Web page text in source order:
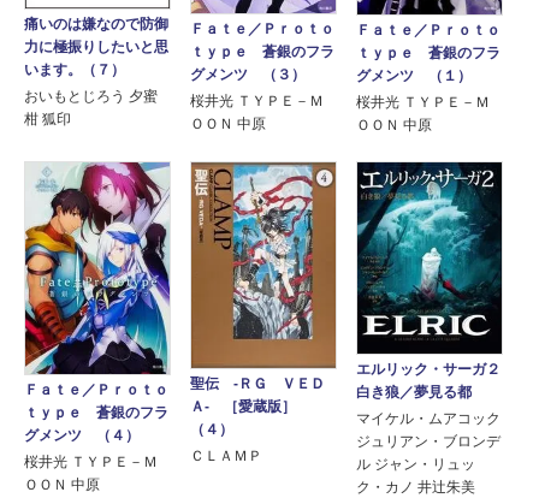
痛いのは嫌なので防御
力に極振りしたいと思
います。（７）
おいもとじろう 夕蜜
柑 狐印
Ｆａｔｅ／Ｐｒｏｔｏ
ｔｙｐｅ 蒼銀のフラ
グメンツ （３）
桜井光 ＴＹＰＥ－Ｍ
ＯＯＮ 中原
Ｆａｔｅ／Ｐｒｏｔｏ
ｔｙｐｅ 蒼銀のフラ
グメンツ （１）
桜井光 ＴＹＰＥ－Ｍ
ＯＯＮ 中原
Ｆａｔｅ／Ｐｒｏｔｏ
ｔｙｐｅ 蒼銀のフラ
グメンツ （４）
桜井光 ＴＹＰＥ－Ｍ
ＯＯＮ 中原
聖伝 ‐ＲＧ ＶＥＤ
Ａ‐ ［愛蔵版］
（４）
ＣＬＡＭＰ
エルリック・サーガ２
白き狼／夢見る都
マイケル・ムアコック
ジュリアン・ブロンデ
ル ジャン・リュッ
ク・カノ 井辻朱美